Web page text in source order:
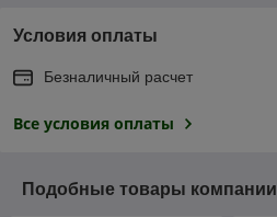
Условия оплаты
Безналичный расчет
Все условия оплаты
Подобные товары компании